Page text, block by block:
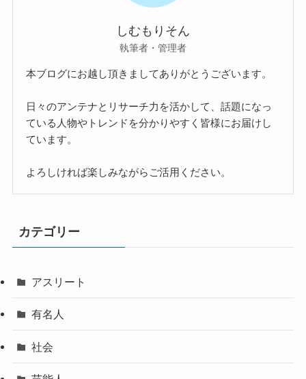
しむもりそん
執筆者・管理者
本ブログにお越し頂きましてありがとうございます。
日々のアンテナとリサーチ力を活かして、話題になっ
ている人物やトレンドを分かりやすく皆様にお届けし
ています。
よろしければ楽しみながらご活用ください。
カテゴリー
アスリート
有名人
社会